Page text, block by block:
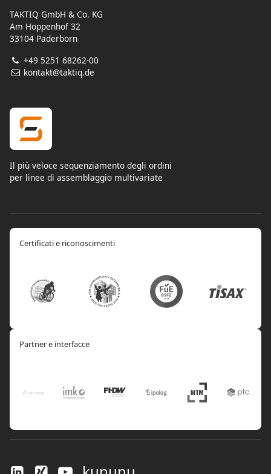
TAKTIQ GmbH & Co. KG
Am Hoppenhof 32
33104 Paderborn
+49 5251 68262-00
kontakt@taktiq.de
Il più veloce sequenziamento degli ordini
per linee di assemblaggio multivariate
Certificati e riconoscimenti
Partner e interfacce